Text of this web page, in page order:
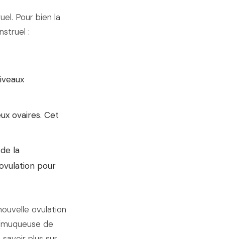
Pour bien la
:
ovaires. Cet
la
pour
ovulation
de